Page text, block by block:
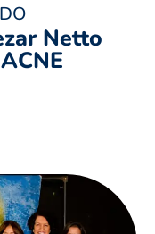
Netto